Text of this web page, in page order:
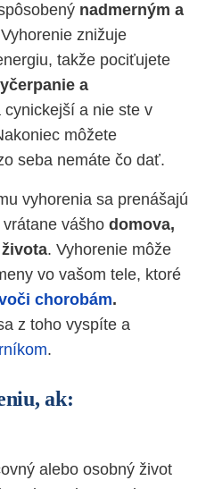
nadmerným a
znižuje
takže pociťujete
a
cynickejší a nie ste v
môžete
seba nemáte čo dať.
vyhorenia sa prenášajú
vášho domova,
. Vyhorenie môže
vo vašom tele, ktoré
chorobám.
z toho vyspíte a
.
ak:
alebo osobný život